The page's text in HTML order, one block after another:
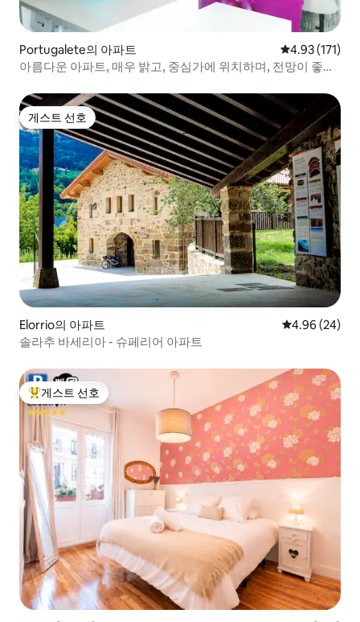
Portugalete의 아파트 평점 4.93점(5
4.93 (171)
아름다운 아파트, 매우 밝고, 중심가에 위치하며, 전망이 좋습
게스트 선호
게스트 선호
Elorrio의 아파트 평점 4.96점(5
4.96 (24)
솔라추 바세리아 - 슈페리어 아파트
상위 게스트 선호
게스트 선호